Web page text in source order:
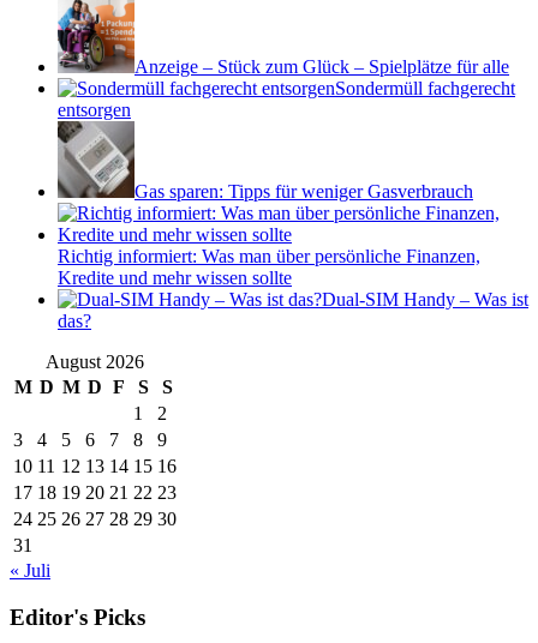
Anzeige – Stück zum Glück – Spielplätze für alle
Sondermüll fachgerecht
entsorgen
Gas sparen: Tipps für weniger Gasverbrauch
Richtig informiert: Was man über persönliche Finanzen,
Kredite und mehr wissen sollte
Dual-SIM Handy – Was ist
das?
August 2026
M D M D F S
S
1
2
3
4 5 6 7 8
9
10 11 12 13 14 15 16
17 18 19 20 21 22 23
24 25 26 27 28 29 30
31
« Juli
Editor's Picks